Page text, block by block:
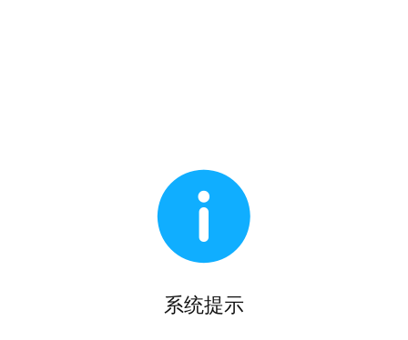

系统提示